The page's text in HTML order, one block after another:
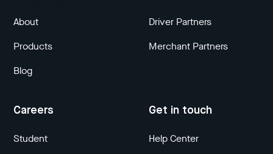
About
Products
Blog
Driver Partners
Merchant Partners
Careers
Student
Get in touch
Help Center